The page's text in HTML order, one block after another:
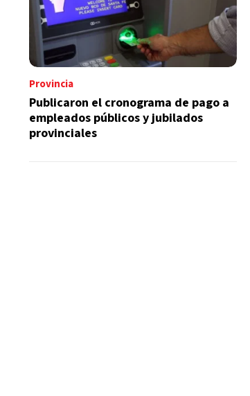
Provincia
Publicaron el cronograma de pago a
empleados públicos y jubilados
provinciales